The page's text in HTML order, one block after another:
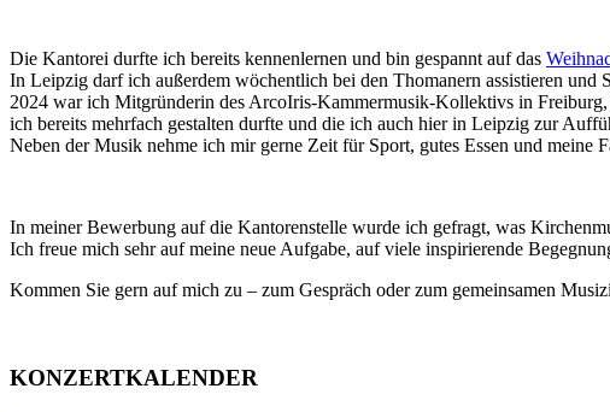
Die Kantorei durfte ich bereits kennenlernen und bin gespannt auf das
In Leipzig darf ich außerdem wöchentlich bei den Thomanern assistieren
2024 war ich Mitgründerin des ArcoIris-Kammermusik-Kollektivs in
ich bereits mehrfach gestalten durfte und die ich auch hier in Leipzig zur
Neben der Musik nehme ich mir gerne Zeit für Sport, gutes Essen und meine
In meiner Bewerbung auf die Kantorenstelle wurde ich gefragt, was
Ich freue mich sehr auf meine neue Aufgabe, auf viele inspirierende
Kommen Sie gern auf mich zu – zum Gespräch oder zum gemeinsamen
KONZERTKALENDER